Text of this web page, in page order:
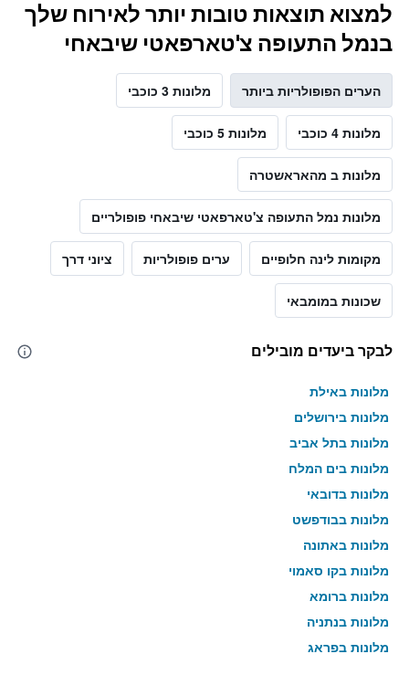
למצוא תוצאות טובות יותר לאירוח שלך
בנמל התעופה צ'טארפאטי שיבאחי
הערים הפופולריות ביותר מלונות 3 כוכבי
מלונות 4 כוכבי מלונות 5 כוכבי
מלונות ב מהאראשטרה
מלונות נמל התעופה צ'טארפאטי שיבאחי פופולריים
מקומות לינה חלופיים ערים פופולריות ציוני דרך
שכונות במומבאי
לבקר ביעדים מובילים
מלונות באילת
מלונות בירושלים
מלונות בתל אביב
מלונות בים המלח
מלונות בדובאי
מלונות בבודפשט
מלונות באתונה
מלונות בקו סאמוי
מלונות ברומא
מלונות בנתניה
מלונות בפראג